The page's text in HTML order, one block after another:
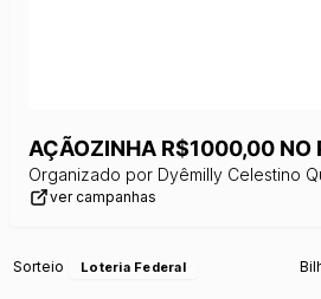
AÇÃOZINHA R$1000,00 NO
Organizado por Dyêmilly Celestino
ver campanhas
Sorteio Loteria Federal